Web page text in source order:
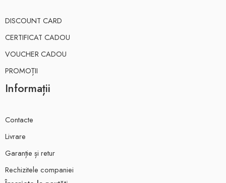
DISCOUNT CARD
CERTIFICAT CADOU
VOUCHER CADOU
PROMOȚII
Informații
Contacte
Livrare
Garanție și retur
Rechizitele companiei